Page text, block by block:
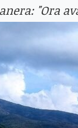
"Ora